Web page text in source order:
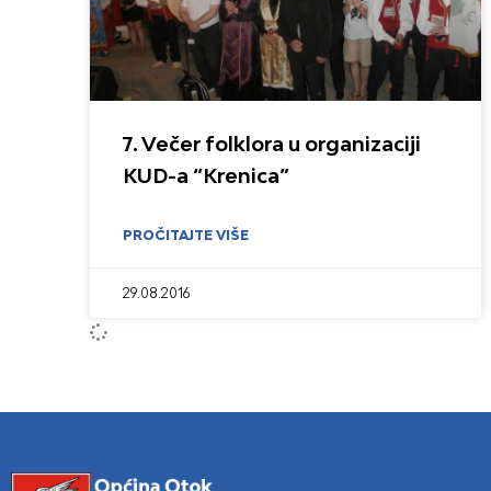
7. Večer folklora u organizaciji
KUD-a “Krenica”
PROČITAJTE VIŠE
29.08.2016